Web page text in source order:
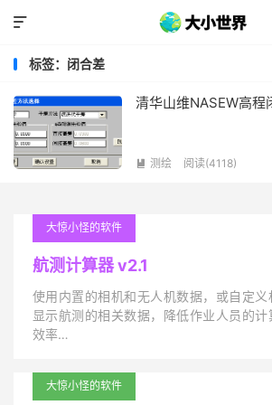

标签：闭合差
清华山维NASEW高程
 测绘 阅读(4118)
大惊小怪的软件
航测计算器 v2.1
使用内置的相机和无人机数据，或自定
显示航测的相关数据，降低作业人员的
效率…
大惊小怪的软件